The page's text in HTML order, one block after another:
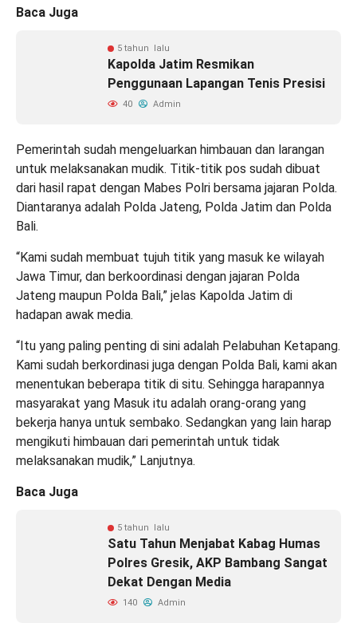
Baca Juga
5 tahun lalu
Kapolda Jatim Resmikan
Penggunaan Lapangan Tenis Presisi
40 Admin
Pemerintah sudah mengeluarkan himbauan dan larangan
untuk melaksanakan mudik. Titik-titik pos sudah dibuat
dari hasil rapat dengan Mabes Polri bersama jajaran Polda.
Diantaranya adalah Polda Jateng, Polda Jatim dan Polda
Bali.
“Kami sudah membuat tujuh titik yang masuk ke wilayah
Jawa Timur, dan berkoordinasi dengan jajaran Polda
Jateng maupun Polda Bali,” jelas Kapolda Jatim di
hadapan awak media.
“Itu yang paling penting di sini adalah Pelabuhan Ketapang.
Kami sudah berkordinasi juga dengan Polda Bali, kami akan
menentukan beberapa titik di situ. Sehingga harapannya
masyarakat yang Masuk itu adalah orang-orang yang
bekerja hanya untuk sembako. Sedangkan yang lain harap
mengikuti himbauan dari pemerintah untuk tidak
melaksanakan mudik,” Lanjutnya.
Baca Juga
5 tahun lalu
Satu Tahun Menjabat Kabag Humas
Polres Gresik, AKP Bambang Sangat
Dekat Dengan Media
140 Admin